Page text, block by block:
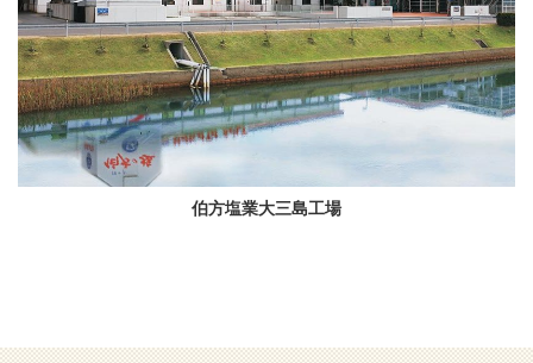
伯方塩業大三島工場